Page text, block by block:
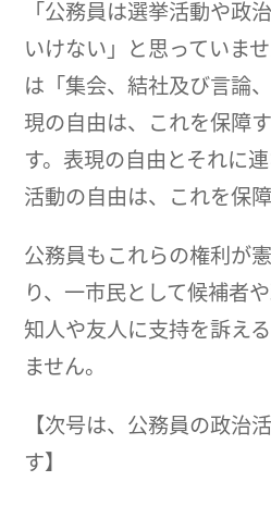
「公務員は選挙活動や政
いけない」と思っていま
は「集会、結社及び言論
現の自由は、これを保障
す。表現の自由とそれに
活動の自由は、これを保障
公務員もこれらの権利が
り、一市民として候補者
知人や友人に支持を訴え
ません。
【次号は、公務員の政治
す】